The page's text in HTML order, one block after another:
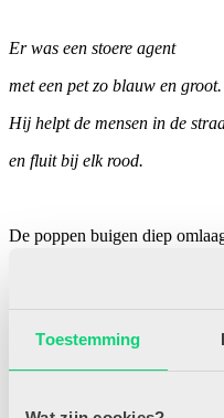
Toestemming
Er was een stoere agent
met een pet zo blauw en groot.
Hij helpt de mensen in de
en fluit bij elk rood.
De poppen buigen diep
Tot de volgende keer… tadaa!